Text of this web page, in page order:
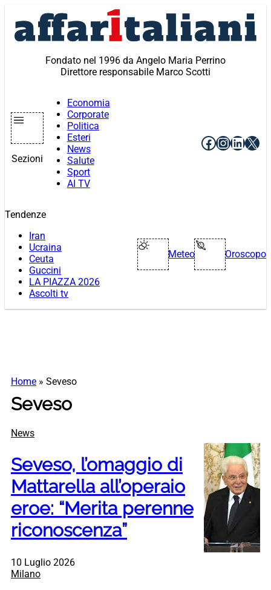
contenuto
Fondato nel 1996 da Angelo Maria Perrino
Direttore responsabile Marco Scotti
Sezioni
Economia
Corporate
Politica
Esteri
News
Salute
Sport
AI TV
Facebook
X
Tendenze
Iran
Ucraina
Ceuta
Guccini
LA PIAZZA 2026
Ascolti tv
Meteo Oroscopo
Home » Seveso
Seveso
News
Seveso, l’omaggio di
Mattarella all’operaio
eroe: “Merita perenne
riconoscenza”
10 Luglio 2026
Milano